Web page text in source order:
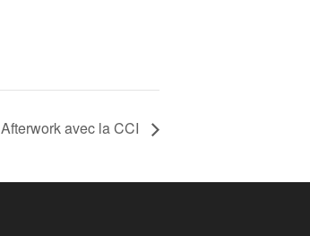
Afterwork avec la CCI